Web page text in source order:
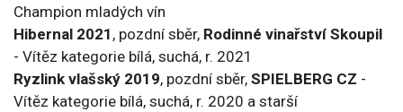
Champion mladých vín
Hibernal 2021 , pozdní sběr, Rodinné vinařství Skoupil
- Vítěz kategorie bílá, suchá, r. 2021
Ryzlink vlašský 2019, pozdní sběr, SPIELBERG CZ -
Vítěz kategorie bílá, suchá, r. 2020 a starší